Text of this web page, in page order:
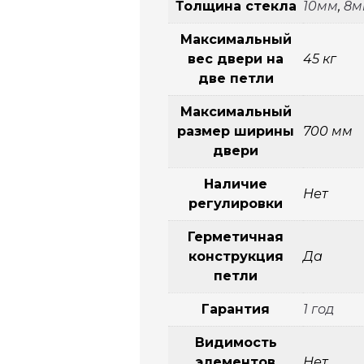
Толщина стекла 10мм,
Максимальный
вес двери на
две петли
45 кг
Максимальный
размер ширины
двери
700 мм
Наличие
регулировки
Нет
Герметичная
конструкция
петли
Да
Гарантия 1 год
Видимость